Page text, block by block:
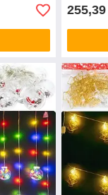
255,39